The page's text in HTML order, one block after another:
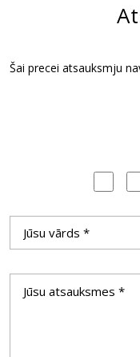
Šai precei atsauksmju